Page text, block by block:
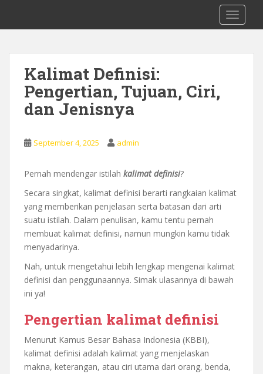
i
0878 8705 9305 Kursus Bahasa Inggis
dari Dasar Untuk Pemula Mataram
Kalimat Definisi:
Pengertian, Tujuan, Ciri,
dan Jenisnya
September 4, 2025 admin
Pernah mendengar istilah kalimat definisi?
Secara singkat, kalimat definisi berarti rangkaian kalimat
yang memberikan penjelasan serta batasan dari arti
suatu istilah. Dalam penulisan, kamu tentu pernah
membuat kalimat definisi, namun mungkin kamu tidak
menyadarinya.
Nah, untuk mengetahui lebih lengkap mengenai kalimat
definisi dan penggunaannya. Simak ulasannya di bawah
ini ya!
Pengertian kalimat definisi
Menurut Kamus Besar Bahasa Indonesia (KBBI),
kalimat definisi adalah kalimat yang menjelaskan
makna, keterangan, atau ciri utama dari orang, benda,